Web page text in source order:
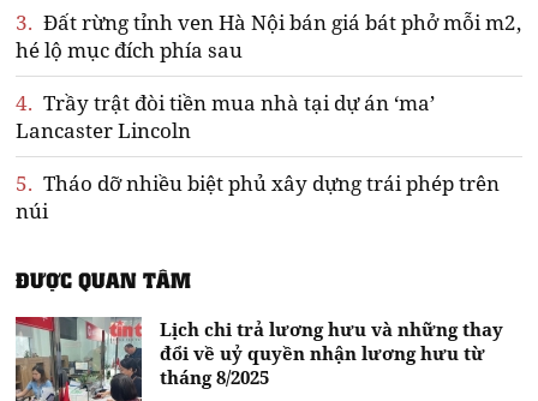
3. Đất rừng tỉnh ven Hà Nội bán giá bát phở mỗi m2,
hé lộ mục đích phía sau
4. Trầy trật đòi tiền mua nhà tại dự án ‘ma’
Lancaster Lincoln
5. Tháo dỡ nhiều biệt phủ xây dựng trái phép trên
núi
ĐƯỢC QUAN TÂM
Lịch chi trả lương hưu và những thay
đổi về uỷ quyền nhận lương hưu từ
tháng 8/2025